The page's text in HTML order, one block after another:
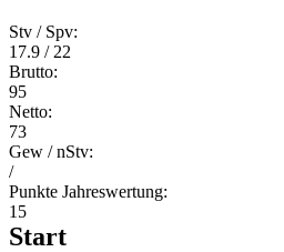
Stv / Spv:
17.9 / 22
Brutto:
95
Netto:
73
Gew / nStv:
/
Punkte Jahreswertung:
15
Start